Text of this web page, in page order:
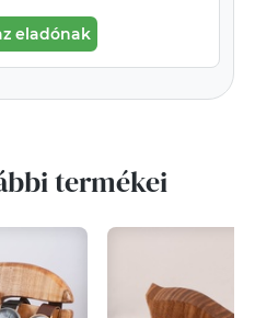
eladónak
termékei